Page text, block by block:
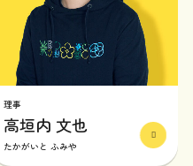
内 文也
いと ふみや